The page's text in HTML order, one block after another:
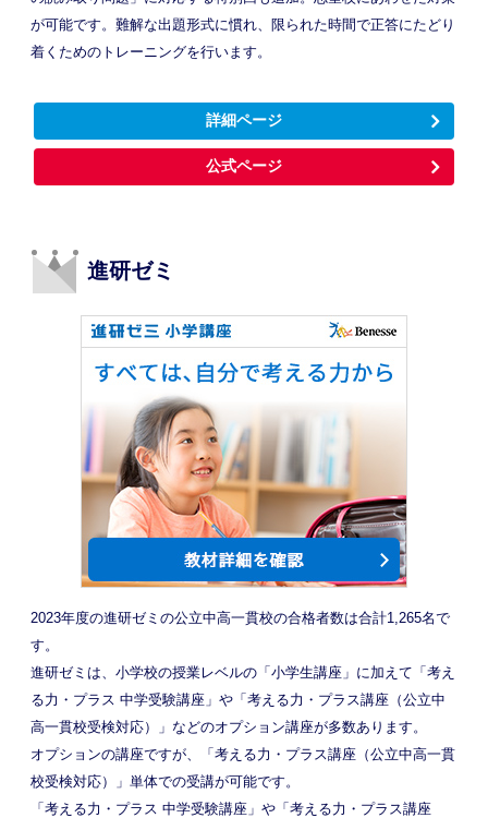
が可能です。難解な出題形式に慣れ、限られた時間で正答にたどり
着くためのトレーニングを行います。
詳細ページ
公式ページ
進研ゼミ
2023年度の進研ゼミの公立中高一貫校の合格者数は合計1,265名で
す。
進研ゼミは、小学校の授業レベルの「小学生講座」に加えて「考え
る力・プラス 中学受験講座」や「考える力・プラス講座（公立中
高一貫校受検対応）」などのオプション講座が多数あります。
オプションの講座ですが、「考える力・プラス講座（公立中高一貫
校受検対応）」単体での受講が可能です。
「考える力・プラス 中学受験講座」や「考える力・プラス講座